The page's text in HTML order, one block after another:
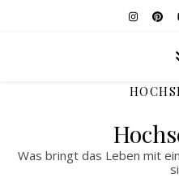
Was bringt das Leben mit